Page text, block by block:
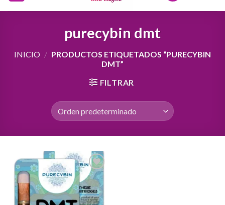
purecybin dmt
INICIO / PRODUCTOS ETIQUETADOS “PURECYBIN
DMT”
FILTRAR
Add to
wishlist